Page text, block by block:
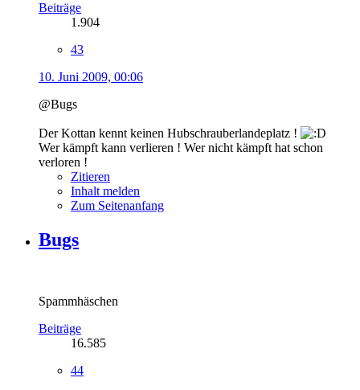
Beiträge
1.904
43
10. Juni 2009, 00:06
@Bugs
Der Kottan kennt keinen Hubschrauberlandeplatz !
Wer kämpft kann verlieren ! Wer nicht kämpft hat schon
verloren !
Zitieren
Inhalt melden
Zum Seitenanfang
Bugs
Spammhäschen
Beiträge
16.585
44